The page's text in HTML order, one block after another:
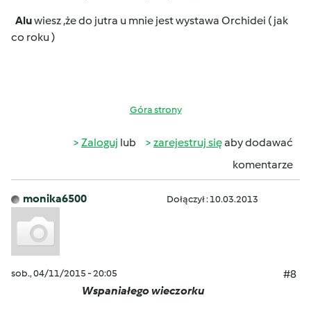
Aluwiesz ,że do jutra u mnie jest wystawa Orchidei ( jak
co roku )
Góra strony
Zaloguj lub zarejestruj sięaby dodawać
komentarze
monika6500 Dołączył : 10.03.2013
sob., 04/11/2015 - 20:05
#8
Wspaniałego wieczorku